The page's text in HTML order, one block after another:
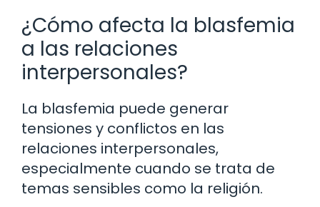
¿Cómo afecta la blasfemia
a las relaciones
interpersonales?
La blasfemia puede generar
tensiones y conflictos en las
relaciones interpersonales,
especialmente cuando se trata de
temas sensibles como la religión.